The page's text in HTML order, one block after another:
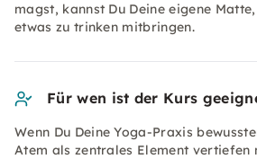
magst, kannst Du Deine eigene
etwas zu trinken mitbringen.
Für wen ist der Kurs
Wenn Du Deine Yoga-Praxis
Atem als zentrales Element vertiefen